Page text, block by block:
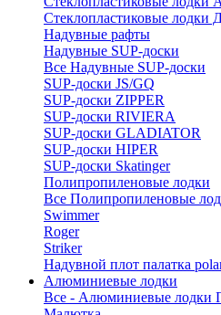
Стеклопластиковые лодки
Надувные рафты
Надувные SUP-доски
Все Надувные SUP-доски
SUP-доски JS/GQ
SUP-доски ZIPPER
SUP-доски RIVIERA
SUP-доски GLADIATOR
SUP-доски HIPER
SUP-доски Skatinger
Полипропиленовые лодки
Все Полипропиленовые
Swimmer
Roger
Striker
Надувной плот палатка
Алюминиевые лодки
Все - Алюминиевые лодки